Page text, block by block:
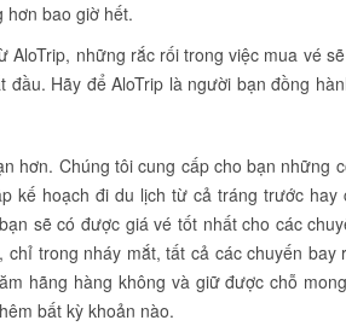
hơn bao giờ hết.
những rắc rối trong việc mua vé
Hãy để AloTrip là người bạn đồng
hơn. Chúng tôi cung cấp cho bạn những
kế hoạch đi du lịch từ cả tráng trước hay
sẽ có được giá vé tốt nhất cho các
trong nháy mắt, tất cả các chuyến bay
hãng hàng không và giữ được chỗ
bất kỳ khoản nào.